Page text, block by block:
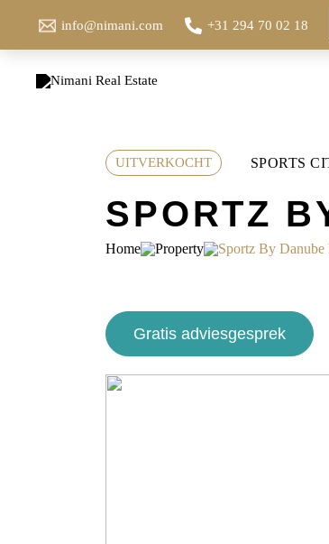
de
inhoud
info@nimani.com +31 294 70 02 18
UITVERKOCHT SPORTS
SPORTZ
Home Property Sportz By Danube
Gratis adviesgesprek